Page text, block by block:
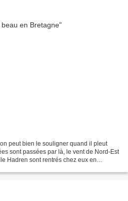
peut bien le souligner quand il pleut
sont passées par là, le vent de Nord-Est
Hadren sont rentrés chez eux en